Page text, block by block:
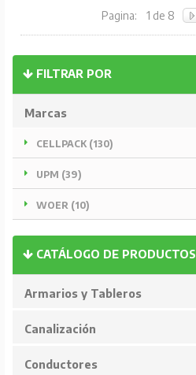
FILTRAR POR
Marcas
CELLPACK (130)
UPM (39)
WOER (10)
CATÁLOGO DE PRODUCTOS
Armarios y Tableros
Canalización
Conductores
Pagina: 1 de 8